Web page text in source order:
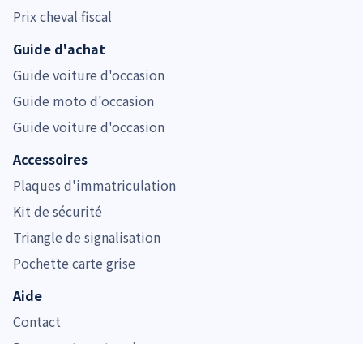
Prix cheval fiscal
Guide d'achat
Guide voiture d'occasion
Guide moto d'occasion
Guide voiture d'occasion
Accessoires
Plaques d'immatriculation
Kit de sécurité
Triangle de signalisation
Pochette carte grise
Aide
Contact